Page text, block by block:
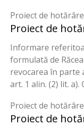
Proiect de hotărâre
Proiect de
Informare
formulată de
revocarea în parte
art. 1 alin. (2) lit. a).
Proiect de hotărâre
Proiect de